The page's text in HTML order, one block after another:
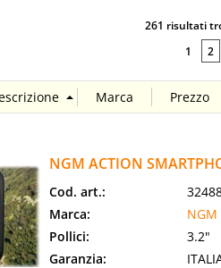
261 risultati
1
2
NGM ACTION
Cod. art.:
Marca:
NGM
Pollici:
3.2"
Garanzia: